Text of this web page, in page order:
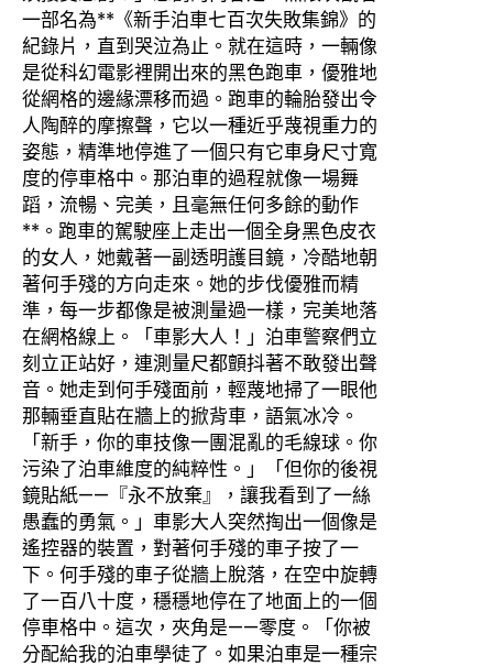
一部名為**《新手泊車七百次失敗集錦》的
紀錄片，直到哭泣為止。就在這時，一輛像
是從科幻電影裡開出來的黑色跑車，優雅地
從網格的邊緣漂移而過。跑車的輪胎發出令
人陶醉的摩擦聲，它以一種近乎蔑視重力的
姿態，精準地停進了一個只有它車身尺寸寬
度的停車格中。那泊車的過程就像一場舞
蹈，流暢、完美，且毫無任何多餘的動作
**。跑車的駕駛座上走出一個全身黑色皮衣
的女人，她戴著一副透明護目鏡，冷酷地朝
著何手殘的方向走來。她的步伐優雅而精
準，每一步都像是被測量過一樣，完美地落
在網格線上。「車影大人！」泊車警察們立
刻立正站好，連測量尺都顫抖著不敢發出聲
音。她走到何手殘面前，輕蔑地掃了一眼他
那輛垂直貼在牆上的掀背車，語氣冰冷。
「新手，你的車技像一團混亂的毛線球。你
污染了泊車維度的純粹性。」「但你的後視
鏡貼紙——『永不放棄』，讓我看到了一絲
愚蠢的勇氣。」車影大人突然掏出一個像是
遙控器的裝置，對著何手殘的車子按了一
下。何手殘的車子從牆上脫落，在空中旋轉
了一百八十度，穩穩地停在了地面上的一個
停車格中。這次，夾角是——零度。「你被
分配給我的泊車學徒了。如果泊車是一種宗